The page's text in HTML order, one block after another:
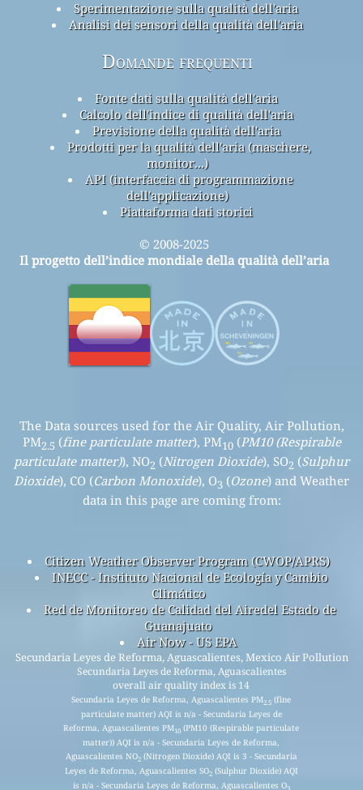
Sperimentazione sulla qualità dell'aria
Analisi dei sensori della qualità dell'aria
Domande frequenti
Fonte dati sulla qualità dell'aria
Calcolo dell'indice di qualità dell'aria
Previsione della qualità dell'aria
Prodotti per la qualità dell'aria (maschere,
monitor...)
API (interfaccia di programmazione
dell'applicazione)
Piattaforma dati storici
© 2008-2025
Il progetto dell’indice mondiale della qualità dell’aria
The Data sources used for the Air Quality, Air Pollution,
PM2.5 (fine particulate matter), PM10(PM10 (Respirable
particulate matter)), NO2 (Nitrogen Dioxide), SO2 (Sulphur
Dioxide), CO (Carbon Monoxide), O3 (Ozone) and Weather
data in this page are coming from:
Citizen Weather Observer Program (CWOP/APRS)
INECC - Instituto Nacional de Ecología y Cambio
Climático
Red de Monitoreo de Calidad del Airedel Estado de
Guanajuato
Air Now - US EPA
Secundaria Leyes de Reforma, Aguascalientes, Mexico Air Pollution
Secundaria Leyes de Reforma, Aguascalientes
overall air quality index is 14
Secundaria Leyes de Reforma, Aguascalientes PM2.5 (fine
particulate matter) AQI is n/a - Secundaria Leyes de
Reforma, Aguascalientes PM10 (PM10 (Respirable particulate
matter)) AQI is n/a - Secundaria Leyes de Reforma,
Aguascalientes NO2(Nitrogen Dioxide) AQI is 3 - Secundaria
Leyes de Reforma, Aguascalientes SO2(Sulphur Dioxide) AQI
is n/a - Secundaria Leyes de Reforma, Aguascalientes O